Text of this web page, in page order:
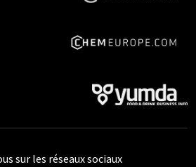
sur les réseaux sociaux